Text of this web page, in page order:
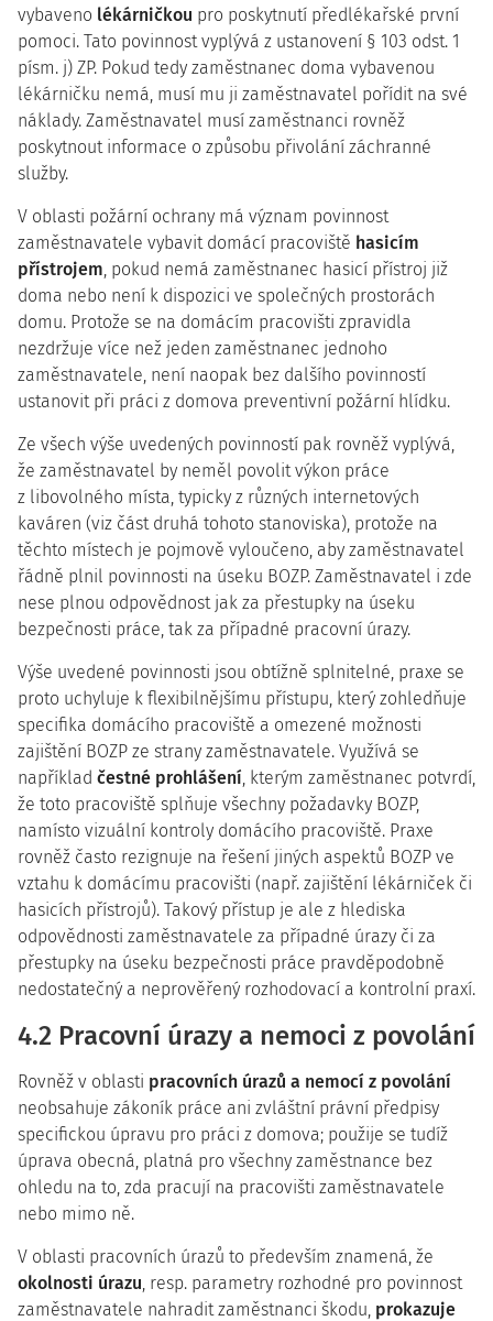
vybaveno lékárničkou pro poskytnutí předlékařské první
pomoci. Tato povinnost vyplývá z ustanovení § 103 odst. 1
písm. j) ZP. Pokud tedy zaměstnanec doma vybavenou
lékárničku nemá, musí mu ji zaměstnavatel pořídit na své
náklady. Zaměstnavatel musí zaměstnanci rovněž
poskytnout informace o způsobu přivolání záchranné
služby.
V oblasti požární ochrany má význam povinnost
zaměstnavatele vybavit domácí pracoviště hasicím
přístrojem, pokud nemá zaměstnanec hasicí přístroj již
doma nebo není k dispozici ve společných prostorách
domu. Protože se na domácím pracovišti zpravidla
nezdržuje více než jeden zaměstnanec jednoho
zaměstnavatele, není naopak bez dalšího povinností
ustanovit při práci z domova preventivní požární hlídku.
Ze všech výše uvedených povinností pak rovněž vyplývá,
že zaměstnavatel by neměl povolit výkon práce
z libovolného místa, typicky z různých internetových
kaváren (viz část druhá tohoto stanoviska), protože na
těchto místech je pojmově vyloučeno, aby zaměstnavatel
řádně plnil povinnosti na úseku BOZP. Zaměstnavatel i zde
nese plnou odpovědnost jak za přestupky na úseku
bezpečnosti práce, tak za případné pracovní úrazy.
Výše uvedené povinnosti jsou obtížně splnitelné, praxe se
proto uchyluje k flexibilnějšímu přístupu, který zohledňuje
specifika domácího pracoviště a omezené možnosti
zajištění BOZP ze strany zaměstnavatele. Využívá se
například čestné prohlášení, kterým zaměstnanec potvrdí,
že toto pracoviště splňuje všechny požadavky BOZP,
namísto vizuální kontroly domácího pracoviště. Praxe
rovněž často rezignuje na řešení jiných aspektů BOZP ve
vztahu k domácímu pracovišti (např. zajištění lékárniček či
hasicích přístrojů). Takový přístup je ale z hlediska
odpovědnosti zaměstnavatele za případné úrazy či za
přestupky na úseku bezpečnosti práce pravděpodobně
nedostatečný a neprověřený rozhodovací a kontrolní praxí.
4.2 Pracovní úrazy a nemoci z povolání
Rovněž v oblasti pracovních úrazů a nemocí z povolání
neobsahuje zákoník práce ani zvláštní právní předpisy
specifickou úpravu pro práci z domova; použije se tudíž
úprava obecná, platná pro všechny zaměstnance bez
ohledu na to, zda pracují na pracovišti zaměstnavatele
nebo mimo ně.
V oblasti pracovních úrazů to především znamená, že
okolnosti úrazu, resp. parametry rozhodné pro povinnost
zaměstnavatele nahradit zaměstnanci škodu, prokazuje